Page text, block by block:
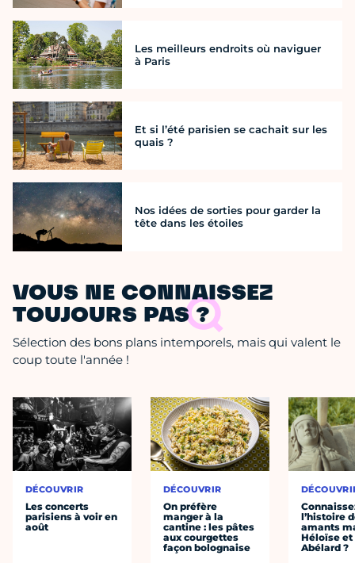
Les meilleurs endroits où naviguer
à Paris
Et si l’été parisien se cachait sur les
quais ?
Nos idées de sorties pour garder la
tête dans les étoiles
VOUS NE CONNAISSEZ
TOUJOURS PAS ?
Sélection des bons plans intemporels, mais qui valent le
coup toute l'année !
DÉCOUVRIR
Les concerts
parisiens à voir en
août
DÉCOUVRIR
On préfère
manger à la
cantine : les pâtes
aux courgettes
façon bolognaise
l’histoire
amants
Héloïse et
Abélard ?